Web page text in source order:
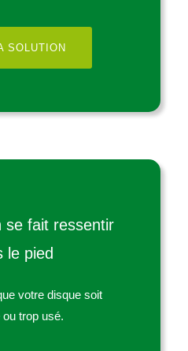
SOLUTION
se fait ressentir
le pied
votre disque soit
trop usé.